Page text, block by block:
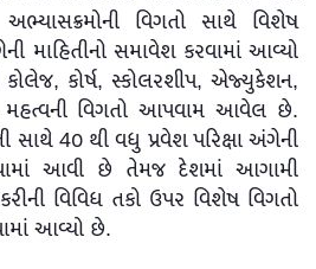
વિગતો સાથે વિશેષ
માહિતીનો સમાવેશ કરવામાં આવ્યો
કોર્ષ, સ્કોલરશીપ, એજ્યુકેશન,
મહત્વની વિગતો આપવામ આવેલ છે.
સાથે 4૦ થી વધુ પ્રવેશ પરિક્ષા અંગેની
આવી છે તેમજ દેશમાં આગામી
વિવિધ તકો ઉપર વિશેષ વિગતો
આવ્યો છે.